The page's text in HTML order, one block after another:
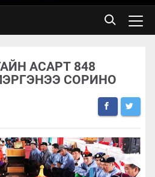
АСАРТ 848
СОРИНО